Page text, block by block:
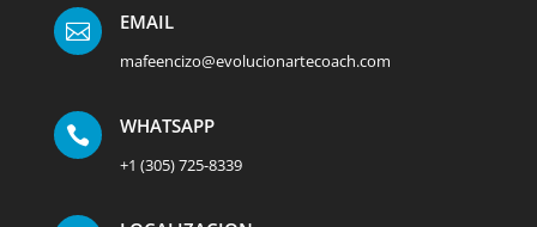
 EMAIL
mafeencizo@evolucionartecoach.com
 WHATSAPP
+1 (305) 725-8339